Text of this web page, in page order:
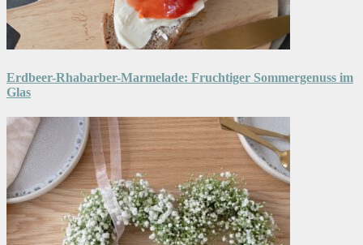
Erdbeer-Rhabarber-Marmelade: Fruchtiger Sommergenuss im
Glas